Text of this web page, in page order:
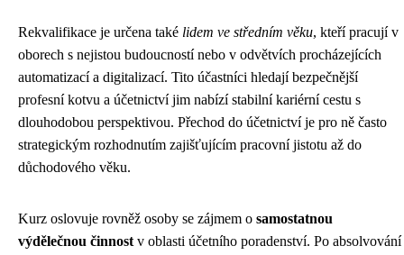
Rekvalifikace je určena také lidem ve středním věku, kteří pracují v
oborech s nejistou budoucností nebo v odvětvích procházejících
automatizací a digitalizací. Tito účastníci hledají bezpečnější
profesní kotvu a účetnictví jim nabízí stabilní kariérní cestu s
dlouhodobou perspektivou. Přechod do účetnictví je pro ně často
strategickým rozhodnutím zajišťujícím pracovní jistotu až do
důchodového věku.
Kurz oslovuje rovněž osoby se zájmem o samostatnou
výdělečnou činnost v oblasti účetního poradenství. Po absolvování